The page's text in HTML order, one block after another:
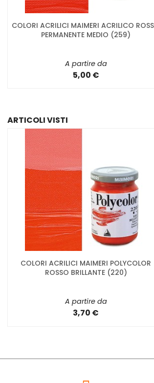
COLORI ACRILICI MAIMERI ACRILICO
PERMANENTE MEDIO (259)
A partire da
5,00 €
ARTICOLI VISTI
COLORI ACRILICI MAIMERI POLYCOLOR
ROSSO BRILLANTE (220)
A partire da
3,70 €